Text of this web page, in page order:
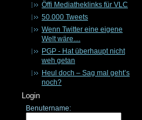
Öffi Mediatheklinks für VLC
50.000 Tweets
Wenn Twitter eine eigene
Welt wäre....
PGP - Hat überhaupt nicht
weh getan
Heul doch – Sag mal geht’s
noch?
Login
Benutername: